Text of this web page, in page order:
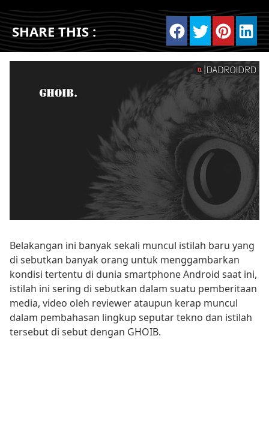
SHARE THIS :
Belakangan ini banyak sekali muncul istilah baru yang
di sebutkan banyak orang untuk menggambarkan
kondisi tertentu di dunia smartphone Android saat ini,
istilah ini sering di sebutkan dalam suatu pemberitaan
media, video oleh reviewer ataupun kerap muncul
dalam pembahasan lingkup seputar tekno dan istilah
tersebut di sebut dengan GHOIB.